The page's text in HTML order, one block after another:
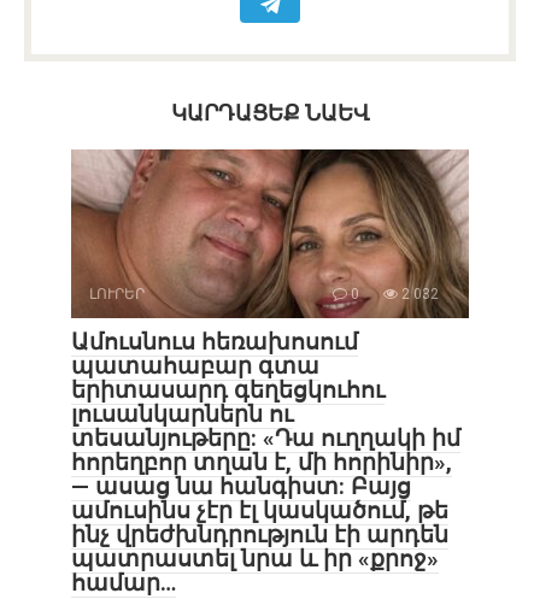
ԿԱՐԴԱՑԵՔ ՆԱԵՎ
ԼՈՒՐԵՐ 0 2 032
Ամուսնուս հեռախոսում
պատահաբար գտա
երիտասարդ գեղեցկուհու
լուսանկարներն ու
տեսանյութերը: «Դա ուղղակի իմ
հորեղբոր տղան է, մի հորինիր»,
— ասաց նա հանգիստ: Բայց
ամուսինս չէր էլ կասկածում, թե
ինչ վրեժխնդրություն էի արդեն
պատրաստել նրա և իր «քրոջ»
համար…